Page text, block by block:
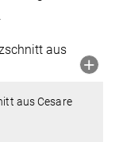
aus Cesare